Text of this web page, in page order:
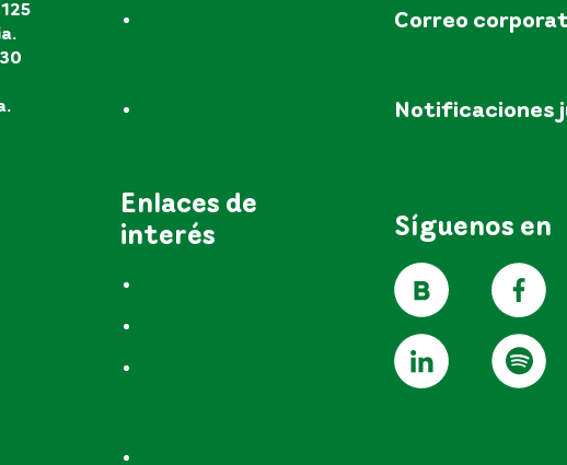
Enlaces de
interés
Correo
Notificaciones
Síguenos en